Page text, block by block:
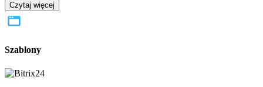
Czytaj więcej
Szablony